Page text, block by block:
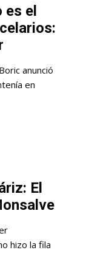
el
anunció
en
El
hizo la fila